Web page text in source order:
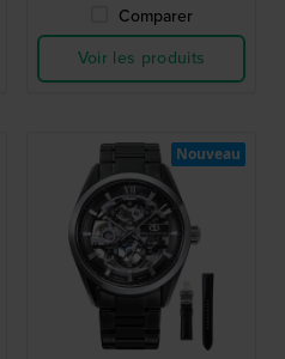
Comparer
Voir les produits
Nouveau